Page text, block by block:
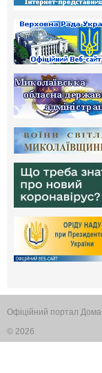
Офіційний портал
© 2026